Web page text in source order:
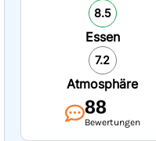
8.5
Essen
7.2
Atmosphäre
88
Bewertungen